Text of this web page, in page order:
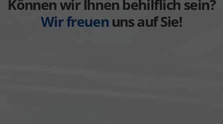
Können wir Ihnen behilflich sein?
Wir freuenuns auf Sie!